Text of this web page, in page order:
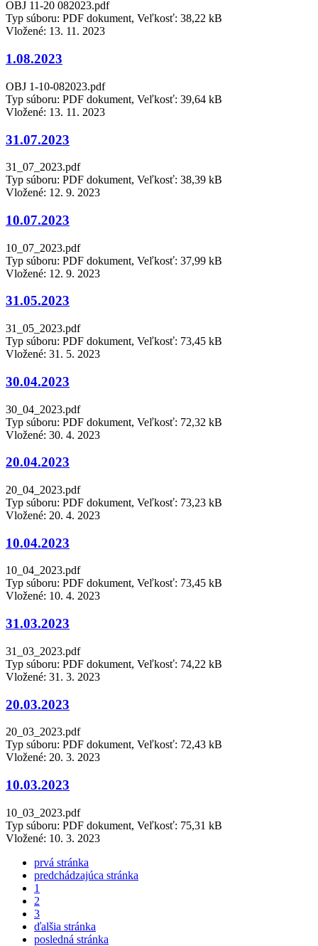
OBJ 11-20 082023.pdf
Typ súboru: PDF dokument, Veľkosť: 38,22 kB
Vložené: 13. 11. 2023
1.08.2023
OBJ 1-10-082023.pdf
Typ súboru: PDF dokument, Veľkosť: 39,64 kB
Vložené: 13. 11. 2023
31.07.2023
31_07_2023.pdf
Typ súboru: PDF dokument, Veľkosť: 38,39 kB
Vložené: 12. 9. 2023
10.07.2023
10_07_2023.pdf
Typ súboru: PDF dokument, Veľkosť: 37,99 kB
Vložené: 12. 9. 2023
31.05.2023
31_05_2023.pdf
Typ súboru: PDF dokument, Veľkosť: 73,45 kB
Vložené: 31. 5. 2023
30.04.2023
30_04_2023.pdf
Typ súboru: PDF dokument, Veľkosť: 72,32 kB
Vložené: 30. 4. 2023
20.04.2023
20_04_2023.pdf
Typ súboru: PDF dokument, Veľkosť: 73,23 kB
Vložené: 20. 4. 2023
10.04.2023
10_04_2023.pdf
Typ súboru: PDF dokument, Veľkosť: 73,45 kB
Vložené: 10. 4. 2023
31.03.2023
31_03_2023.pdf
Typ súboru: PDF dokument, Veľkosť: 74,22 kB
Vložené: 31. 3. 2023
20.03.2023
20_03_2023.pdf
Typ súboru: PDF dokument, Veľkosť: 72,43 kB
Vložené: 20. 3. 2023
10.03.2023
10_03_2023.pdf
Typ súboru: PDF dokument, Veľkosť: 75,31 kB
Vložené: 10. 3. 2023
prvá stránka
predchádzajúca stránka
1
2
3
ďalšia stránka
posledná stránka